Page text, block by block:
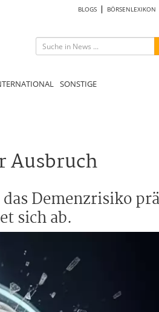
BLOGS BÖRSENLEXIKON
SONSTIGE
Ausbruch
Demenzrisiko
sich ab.